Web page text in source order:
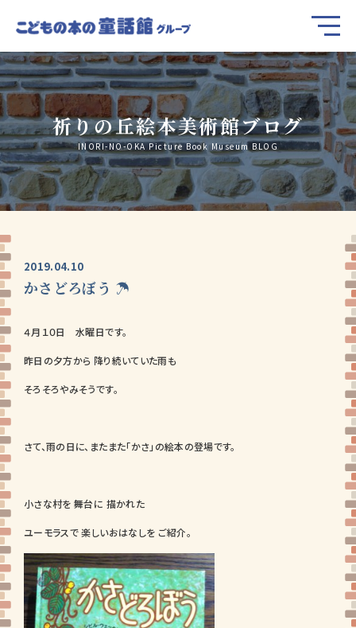
祈りの丘絵本美術館ブログ
INORI-NO-OKA Picture Book Museum BLOG
2019.04.10
かさどろぼう ☂
４月１０日 水曜日です。
昨日の夕方から 降り続いていた雨も
そろそろやみそうです。
さて、雨の日に、またまた「かさ」の絵本の登場です。
小さな村を 舞台に 描かれた
ユーモラスで 楽しいおはなしを ご紹介。